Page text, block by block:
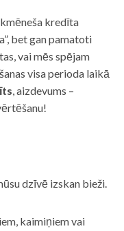
kredīta
bet gan pamatoti
vai mēs spējam
visa perioda laikā
, aizdevums –
dzīvē izskan bieži.
kaimiņiem vai